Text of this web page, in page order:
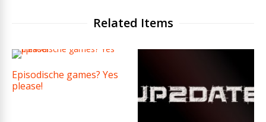
Related Items
Episodische games? Yes
please!